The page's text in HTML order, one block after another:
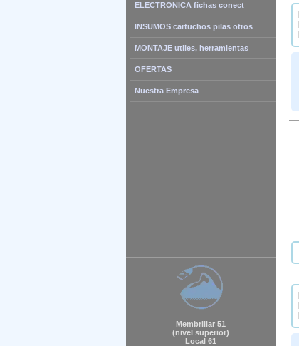
ELECTRONICA fichas conect
INSUMOS cartuchos pilas otros
MONTAJE utiles, herramientas
OFERTAS
Nuestra Empresa
Membrillar 51
(nivel superior)
Local 61